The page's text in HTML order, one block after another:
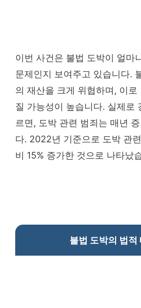
이번 사건은 불법 도박이 얼마
문제인지 보여주고 있습니다.
의 재산을 크게 위협하며, 이로
질 가능성이 높습니다. 실제로
르면, 도박 관련 범죄는 매년
다. 2022년 기준으로 도박 관
비 15% 증가한 것으로 나타났
불법 도박의 법적